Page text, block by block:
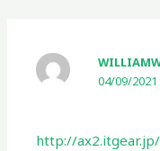
04/09/2021
http://